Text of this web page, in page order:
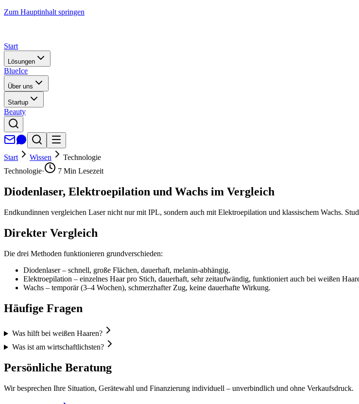
Zum Hauptinhalt springen
Start
Lösungen
BlueIce
Über uns
Startup
Beauty
Start Wissen
Technologie
Technologie· 7 Min Lesezeit
Diodenlaser, Elektroepilation und Wachs im Vergleich
Endkundinnen vergleichen Laser nicht nur mit IPL, sondern auch mit Elektroepilation und klassischem Wachs.
Direkter Vergleich
Die drei Methoden funktionieren grundverschieden:
Diodenlaser – schnell, große Flächen, dauerhaft, melanin-abhängig.
Elektroepilation – einzelnes Haar pro Stich, dauerhaft, sehr zeitaufwändig, funktioniert auch bei weißen
Wachs – temporär (3–4 Wochen), schmerzhafter Zug, keine dauerhafte Wirkung.
Häufige Fragen
Was hilft bei weißen Haaren?
Was ist am wirtschaftlichsten?
Persönliche Beratung
Wir besprechen Ihre Situation, Gerätewahl und Finanzierung individuell – unverbindlich und ohne Verkaufsdruck.